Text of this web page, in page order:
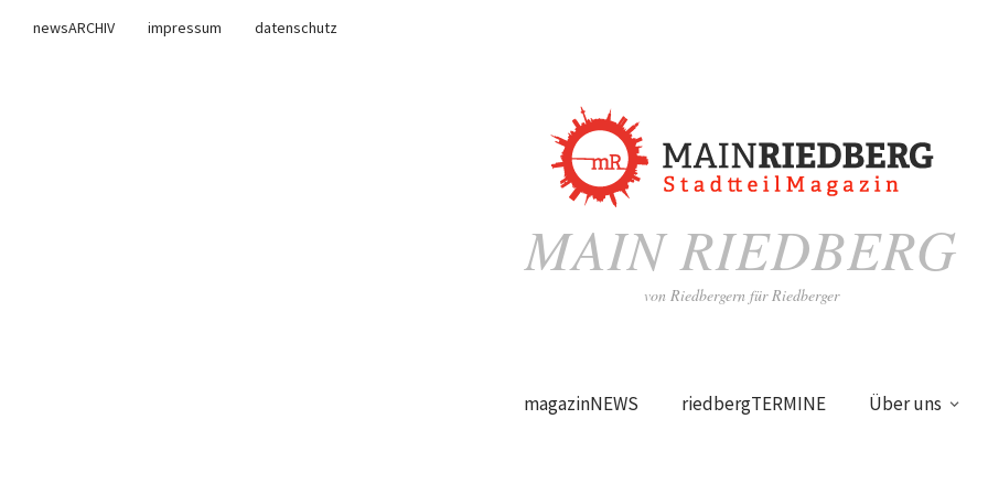
newsARCHIV impressum
datenschutz
MAIN RIEDBERG
von Riedbergern für Riedberger
magazinNEWS riedbergTERMINE Über uns